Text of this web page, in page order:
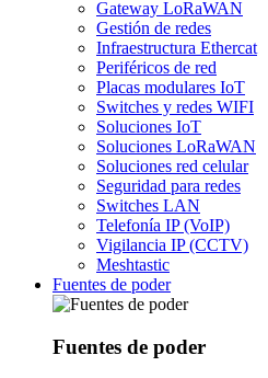
Gateway LoRaWAN
Gestión de redes
Infraestructura Ethercat
Periféricos de red
Placas modulares IoT
Switches y redes WIFI
Soluciones IoT
Soluciones LoRaWAN
Soluciones red celular
Seguridad para redes
Switches LAN
Telefonía IP (VoIP)
Vigilancia IP (CCTV)
Meshtastic
Fuentes de poder
Fuentes de poder